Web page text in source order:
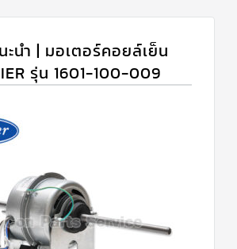
ะนำ | มอเตอร์คอยล์เย็น
รุ่น 1601-100-009